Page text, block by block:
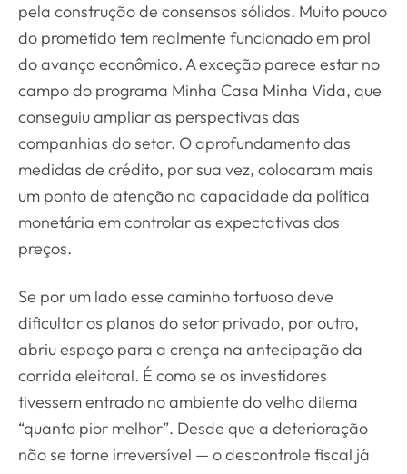
pela construção de consensos sólidos. Muito pouco
do prometido tem realmente funcionado em prol
do avanço econômico. A exceção parece estar no
campo do programa Minha Casa Minha Vida, que
conseguiu ampliar as perspectivas das
companhias do setor. O aprofundamento das
medidas de crédito, por sua vez, colocaram mais
um ponto de atenção na capacidade da política
monetária em controlar as expectativas dos
preços.
Se por um lado esse caminho tortuoso deve
dificultar os planos do setor privado, por outro,
abriu espaço para a crença na antecipação da
corrida eleitoral. É como se os investidores
tivessem entrado no ambiente do velho dilema
“quanto pior melhor”. Desde que a deterioração
não se torne irreversível — o descontrole fiscal já